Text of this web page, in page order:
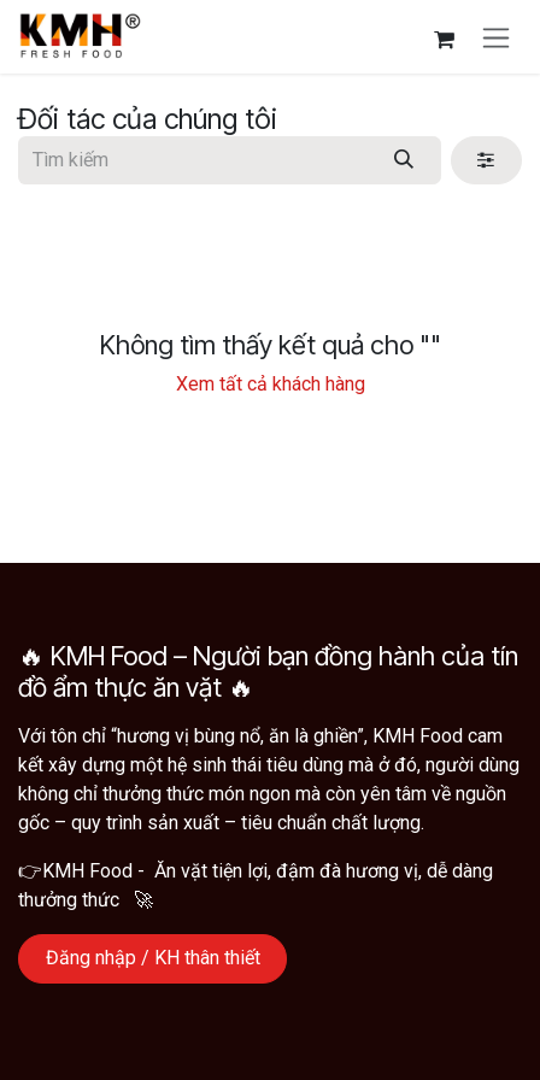
Bỏ qua để đến Nội dung
Đối tác của chúng tôi
Không tìm thấy kết quả cho ""
Xem tất cả khách hàng
🔥 KMH Food – Người bạn đồng hành của tín
đồ ẩm thực ăn vặt 🔥
Với tôn chỉ “hương vị bùng nổ, ăn là ghiền”, KMH Food cam
kết xây dựng một hệ sinh thái tiêu dùng mà ở đó, người dùng
không chỉ thưởng thức món ngon mà còn yên tâm về nguồn
gốc – quy trình sản xuất – tiêu chuẩn chất lượng.
👉KMH Food - Ăn vặt tiện lợi, đậm đà hương vị, dễ dàng
thưởng thức 🚀
Đăng nhập / KH thân thiết